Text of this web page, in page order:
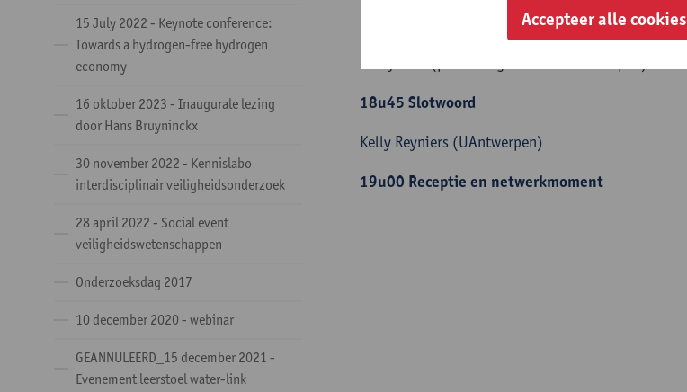
15 July 2022 - Keynote conference:
Towards a hydrogen-free hydrogen
economy
16 oktober 2023 - Inaugurale lezing
door Hans Bruyninckx
30 november 2022 - Kennislabo
interdisciplinair veiligheidsonderzoek
28 april 2022 - Social event
veiligheidswetenschappen
Onderzoeksdag 2017
10 december 2020 - webinar
GEANNULEERD_15 december 2021 -
Evenement leerstoel water-link
18u30 Belang van generalisten voor veiligheid
Cathy Berx (provinciegouverneur Antwerpen)
18u45 Slotwoord
Kelly Reyniers (UAntwerpen)
19u00 Receptie en netwerkmoment
Accepteer alle cookies